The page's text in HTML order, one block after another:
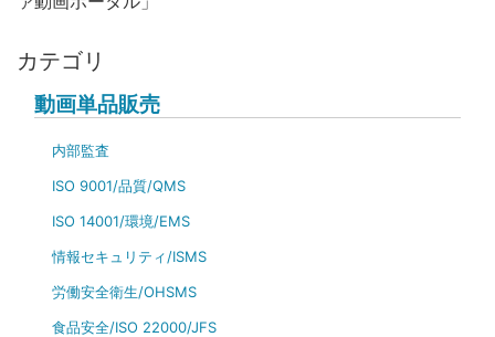
カテゴリ
動画単品販売
内部監査
ISO 9001/品質/QMS
ISO 14001/環境/EMS
情報セキュリティ/ISMS
労働安全衛生/OHSMS
食品安全/ISO 22000/JFS